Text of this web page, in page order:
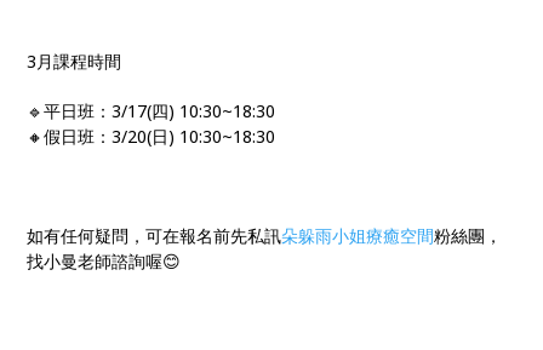
3月課程時間
🔹平日班：3/17(四) 10:30~18:30
🔸假日班：3/20(日) 10:30~18:30
如有任何疑問，可在報名前先私訊朵躲雨小姐療癒空間粉絲團，
找小曼老師諮詢喔😊